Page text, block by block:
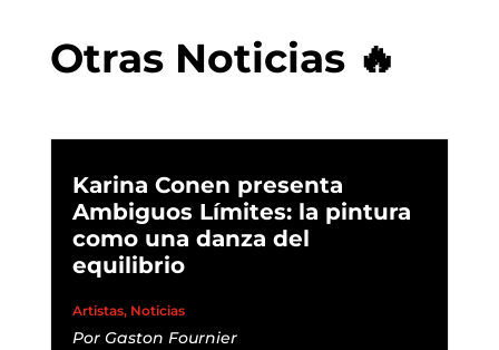
Otras Noticias 🔥
Karina Conen presenta
Ambiguos Límites: la pintura
como una danza del
equilibrio
Artistas, Noticias
Por Gaston Fournier